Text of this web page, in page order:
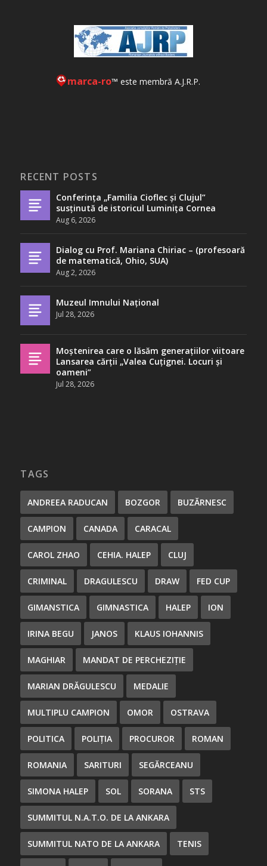
marca-ro™ este membră A.J.R.P.
RECENT POSTS
Conferința „Familia Cioflec și Clujul”
susținută de istoricul Luminița Cornea
Aug 6, 2026
Dialog cu Prof. Mariana Chiriac – (profesoară
de matematică, Ohio, SUA)
Aug 2, 2026
Muzeul Imnului Național
Jul 28, 2026
Moștenirea care o lăsăm generațiilor viitoare
Lansarea cărții „Valea Cuțignei. Locuri și
oameni”
Jul 28, 2026
TAGS
ANDREEA RADUCAN BOZGOR BUZĂRNESC
CAMPION CANADA CARACAL
CAROL ZHAO CEHIA. HALEP CLUJ
CRIMINAL DRAGULESCU DRAW FED CUP
GIMANSTICA GIMNASTICA HALEP ION
IRINA BEGU JANOS KLAUS IOHANNIS
MAGHIAR MANDAT DE PERCHEZIȚIE
MARIAN DRĂGULESCU MEDALIE
MULTIPLU CAMPION OMOR OSTRAVA
POLITICA POLIȚIA PROCUROR ROMAN
ROMANIA SARITURI SEGĂRCEANU
SIMONA HALEP SOL SORANA STS
SUMMITUL N.A.T.O. DE LA ANKARA
SUMMITUL NATO DE LA ANKARA TENIS